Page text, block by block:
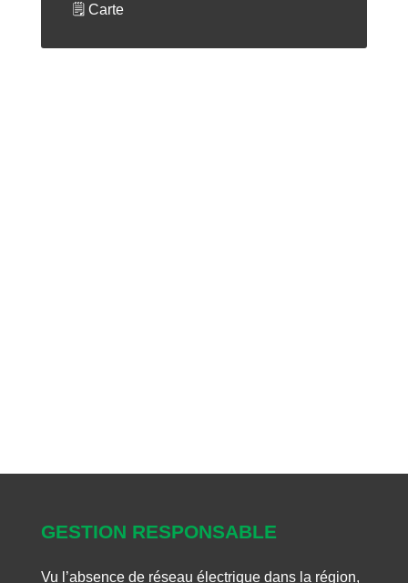
🗒 Carte
GESTION RESPONSABLE
Vu l’absence de réseau électrique dans la région,